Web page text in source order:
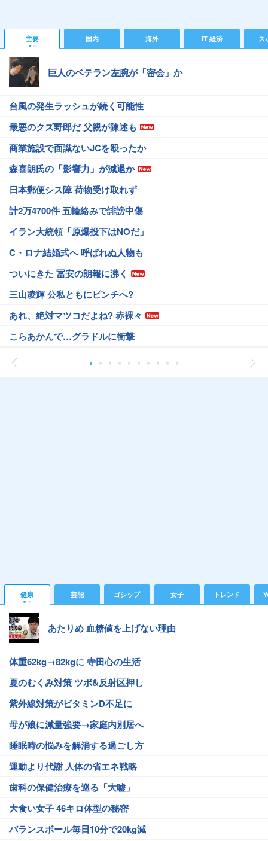
主要 国内 海外 IT 経済 ス
巨人のベテラン左腕が「密会」か
台風の発生ラッシュが続く可能性
最悪のクズ野郎だ 父親が陳述も
商業施設で面識ないJCを殴ったか
森喜朗氏の「影響力」が減退か
日本郵便シス障 荷物受け取れず
計2万4700件 五輪絡みで誹謗中傷
イラン大統領「原爆投下はNOだ」
C・ロナ結婚式へ 呼ばれぬ人物も
ついにきた 冨安の朗報に沸く
三山凌輝 公私ともにピンチへ?
あれ、絶対マツコだよね? 赤裸々
こらあかんで…グラドルに衝撃
健康 芸能 ゴシップ 女子 トレンド
あたりめ 血糖値を上げない理由
体重62kg→82kgに 寺田心の生活
夏のむくみ対策 ツボ&反射区押し
紫外線対策がビタミンD不足に
母が娘に減量強要→家庭内別居へ
睡眠時の悩みを解消する過ごし方
運動より代謝 人体の省エネ戦略
歯科の保健治療を巡る「大嘘」
大食い女子 46キロ体型の秘密
バランスボール毎日10分で20kg減